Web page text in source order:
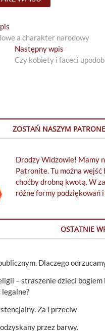
Previous
post:a charakter narodowy
Następny wpis
post:
Czy kobiety i faceci
ZOSTAŃ NASZYM
Drodzy Widzowie! Mamy
Patronite. Tu można wejść
choćby drobną kwotą. W
różne formy podziękowań
OSTATNIE
Dlaczego
– straszenie dzieci bogiem
Za i przeciw
przez barwy.